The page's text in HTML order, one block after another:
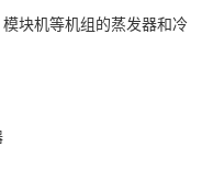
块机等机组的蒸发器和冷